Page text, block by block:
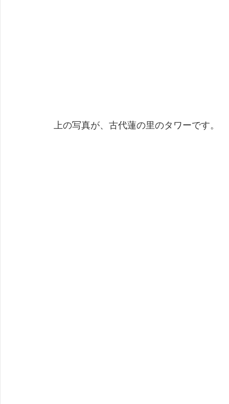
上の写真が、古代蓮の里のタワーです。